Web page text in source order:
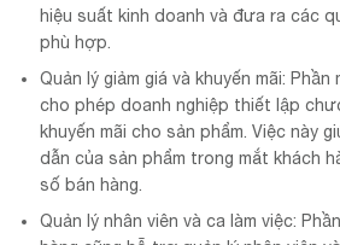
hiệu suất kinh doanh và đưa ra các
phù hợp.
Quản lý giảm giá và khuyến mãi: Phần
cho phép doanh nghiệp thiết lập
khuyến mãi cho sản phẩm. Việc này
dẫn của sản phẩm trong mắt khách
số bán hàng.
Quản lý nhân viên và ca làm việc: